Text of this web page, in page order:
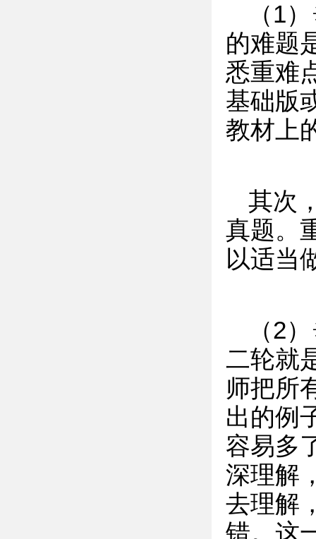
（1
的难题
悉重难
基础版
教材上
其次
真题。
以适当
（2
二轮就
师把所
出的例
容易多
深理解
去理解
错。这